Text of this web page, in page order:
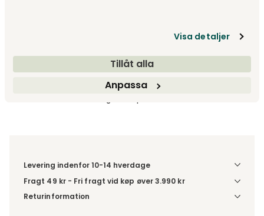
Visa detaljer
Tillåt alla
Anpassa
Læg i kurv
Levering indenfor 10-14 hverdage
Fragt 49 kr - Fri fragt vid køp øver 3.990 kr
Denne vare sendes til et udleveringssted. Du vælger selv i
Returinformation